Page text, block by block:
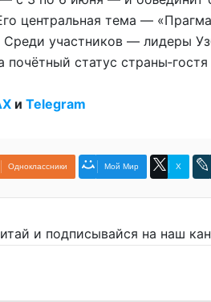
центральная тема —
участников — лидеры
почётный статус
и Telegram
Одноклассники Мой Мир X
и подписывайся на наш